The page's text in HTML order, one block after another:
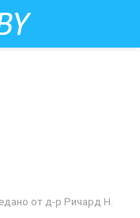
от д-р Ричард Н.